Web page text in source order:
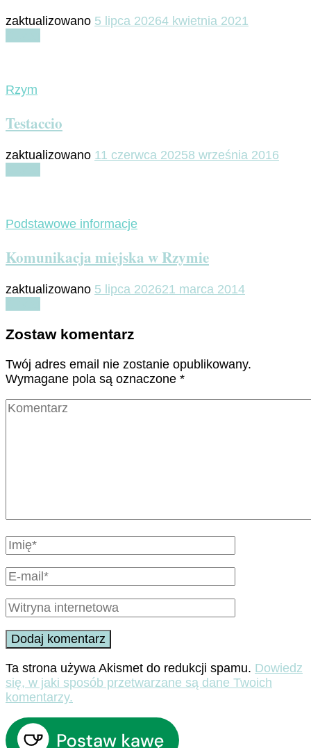
zaktualizowano 5 lipca 20264 kwietnia 2021
Rzym
Testaccio
zaktualizowano 11 czerwca 20258 września 2016
Podstawowe informacje
Komunikacja miejska w Rzymie
zaktualizowano 5 lipca 202621 marca 2014
Zostaw komentarz
Twój adres email nie zostanie opublikowany.
Wymagane pola są oznaczone *
Ta strona używa Akismet do redukcji spamu. Dowiedz
się, w jaki sposób przetwarzane są dane Twoich
komentarzy.